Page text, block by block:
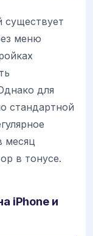
существует
меню
для
стандартной
месяц
в тонусе.
iPhone и